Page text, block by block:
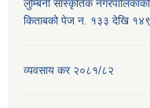
लुम्बिनी सांस्कृतिक
किताबको पेज न. १३३ देखि १४९
व्यवसाय कर २०८१/८२